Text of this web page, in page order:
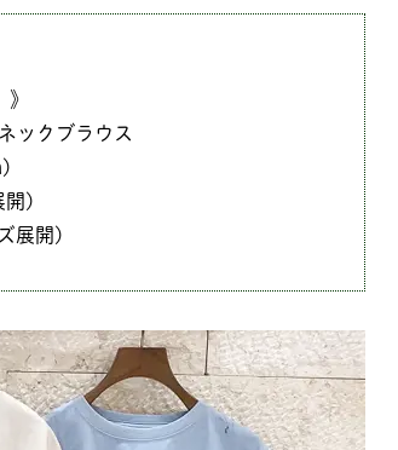
ックブラウス
開)
展開)